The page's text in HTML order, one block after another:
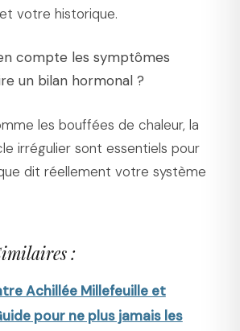
votre historique.
compte les symptômes
un bilan hormonal ?
les bouffées de chaleur, la
irrégulier sont essentiels pour
dit réellement votre système
:
Achillée Millefeuille et
pour ne plus jamais les